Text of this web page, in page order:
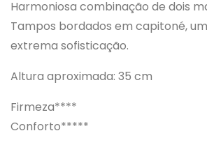
Harmoniosa combinação de dois
Tampos bordados em capitoné,
extrema sofisticação.
Altura aproximada: 35 cm
Firmeza****
Conforto*****